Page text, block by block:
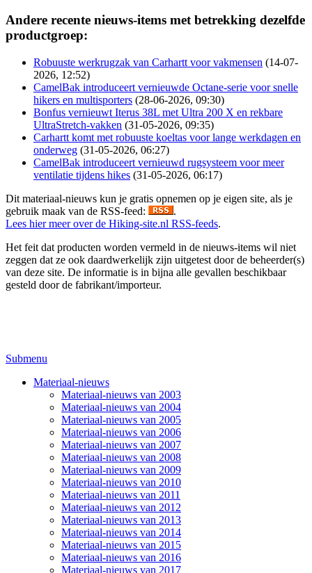
Andere recente nieuws-items met betrekking dezelfde
productgroep:
Robuuste werkrugzak van Carhartt voor vakmensen (14-07-
2026, 12:52)
CamelBak introduceert vernieuwde Octane-serie voor snelle
hikers en multisporters (28-06-2026, 09:30)
Bonfus vernieuwt Iterus 38L met Ultra 200 X en rekbare
UltraStretch-vakken (31-05-2026, 09:35)
Carhartt komt met robuuste koeltas voor lange werkdagen en
onderweg (31-05-2026, 06:27)
CamelBak introduceert vernieuwd rugsysteem voor meer
ventilatie tijdens hikes (31-05-2026, 06:17)
Dit materiaal-nieuws kun je gratis opnemen op je eigen site, als je
gebruik maak van de RSS-feed:
.
Lees hier meer over de Hiking-site.nl RSS-feeds.
Het feit dat producten worden vermeld in de nieuws-items wil niet
zeggen dat ze ook daardwerkelijk zijn uitgetest door de beheerder(s)
van deze site. De informatie is in bijna alle gevallen beschikbaar
gesteld door de fabrikant/importeur.
Submenu
Materiaal-nieuws
Materiaal-nieuws van 2003
Materiaal-nieuws van 2004
Materiaal-nieuws van 2005
Materiaal-nieuws van 2006
Materiaal-nieuws van 2007
Materiaal-nieuws van 2008
Materiaal-nieuws van 2009
Materiaal-nieuws van 2010
Materiaal-nieuws van 2011
Materiaal-nieuws van 2012
Materiaal-nieuws van 2013
Materiaal-nieuws van 2014
Materiaal-nieuws van 2015
Materiaal-nieuws van 2016
Materiaal-nieuws van 2017